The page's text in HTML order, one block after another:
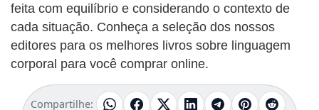
feita com equilíbrio e considerando o contexto de
cada situação. Conheça a seleção dos nossos
editores para os melhores livros sobre linguagem
corporal para você comprar online.
Compartilhe: